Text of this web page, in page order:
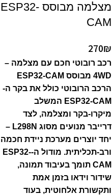
מצלמה מבוסס ESP32-
CAM
270₪
רכב רובוטי חכם עם מצלמה –
4WD מבוסס ESP32-CAM
הרכב הרובוטי כולל את בקר ה-
ESP32-CAM המשלב
מיקרו-בקר ומצלמה, לצד
דרייבר מנועים מסוג L298N –
יחד יוצרים מערכת ניידת חכמה
ורב-תכליתית.
מודול ה-ESP32-
CAM תומך בעיבוד תמונה,
שידור וידאו בזמן אמת
ותקשורת אלחוטית, בעוד